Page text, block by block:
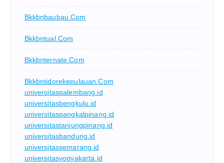
Bkkbnbaubau.com
Bkkbntual.com
Bkkbnternate.com
Bkkbntidorekepulauan.com
universitaspalembang.id
universitasbengkulu.id
universitaspangkalpinang.id
universitastanjungpinang.id
universitasbandung.id
universitassemarang.id
universitasyogyakarta.id